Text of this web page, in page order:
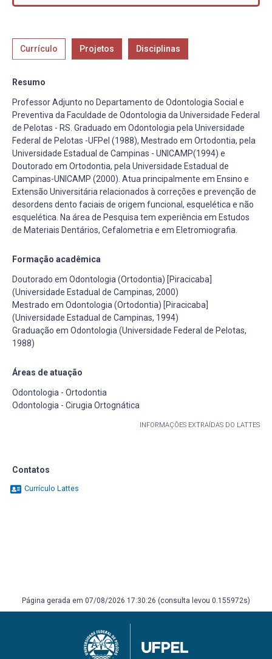
Currículo Projetos Disciplinas
Resumo
Professor Adjunto no Departamento de Odontologia Social e
Preventiva da Faculdade de Odontologia da Universidade Federal
de Pelotas - RS. Graduado em Odontologia pela Universidade
Federal de Pelotas -UFPel (1988), Mestrado em Ortodontia, pela
Universidade Estadual de Campinas - UNICAMP(1994) e
Doutorado em Ortodontia, pela Universidade Estadual de
Campinas-UNICAMP (2000). Atua principalmente em Ensino e
Extensão Universitária relacionados à correções e prevenção de
desordens dento faciais de origem funcional, esquelética e não
esquelética. Na área de Pesquisa tem experiência em Estudos
de Materiais Dentários, Cefalometria e em Eletromiografia.
Formação acadêmica
Doutorado em Odontologia (Ortodontia) [Piracicaba]
(Universidade Estadual de Campinas, 2000)
Mestrado em Odontologia (Ortodontia) [Piracicaba]
(Universidade Estadual de Campinas, 1994)
Graduação em Odontologia (Universidade Federal de Pelotas,
1988)
Áreas de atuação
Odontologia - Ortodontia
Odontologia - Cirugia Ortognática
INFORMAÇÕES EXTRAÍDAS DO LATTES
Contatos
Currículo Lattes
Página gerada em 07/08/2026 17:30:26 (consulta levou 0.155972s)